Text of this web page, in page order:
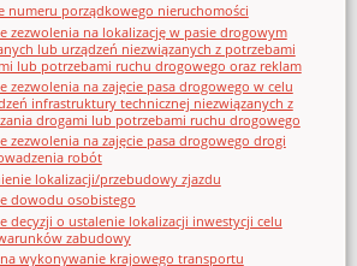
numeru porządkowego nieruchomości
zezwolenia na lokalizację w pasie drogowym
lub urządzeń niezwiązanych z potrzebami
lub potrzebami ruchu drogowego oraz reklam
zezwolenia na zajęcie pasa drogowego w celu
infrastruktury technicznej niezwiązanych z
drogami lub potrzebami ruchu drogowego
zezwolenia na zajęcie pasa drogowego drogi
robót
lokalizacji/przebudowy zjazdu
dowodu osobistego
decyzji o ustalenie lokalizacji inwestycji celu
zabudowy
wykonywanie krajowego transportu